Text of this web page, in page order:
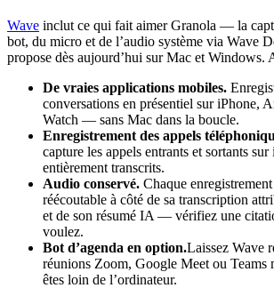
Wave inclut ce qui fait aimer Granola — la
bot, du micro et de l’audio système via Wave
propose dès aujourd’hui sur Mac et Windows.
De vraies applications mobiles.
conversations en présentiel sur iPhone,
Watch — sans Mac dans la boucle.
Enregistrement des appels
capture les appels entrants et sortants
entièrement transcrits.
Audio conservé. Chaque
réécoutable à côté de sa transcription
et de son résumé IA — vérifiez une
voulez.
Bot d’agenda en option.Laissez Wave
réunions Zoom, Google Meet ou Teams
êtes loin de l’ordinateur.